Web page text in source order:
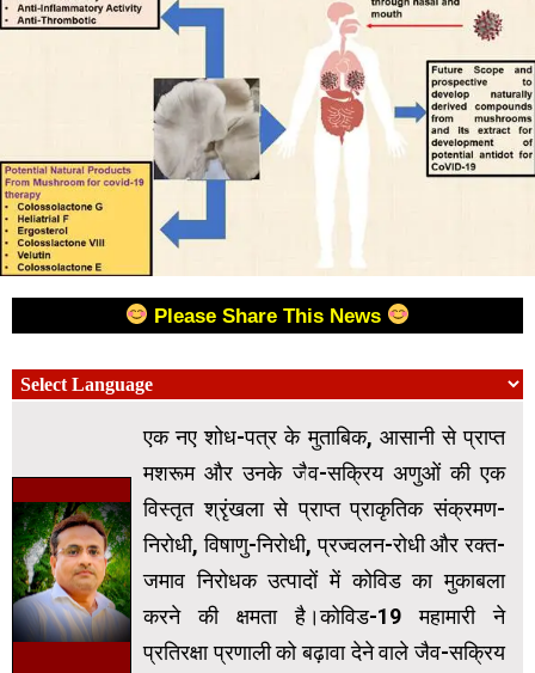
Please Share This News
एक नए शोध-पत्र के मुताबिक, आसानी से प्राप्त
मशरूम और उनके जैव-सक्रिय अणुओं की एक
विस्तृत श्रृंखला से प्राप्त प्राकृतिक संक्रमण-
निरोधी, विषाणु-निरोधी, प्रज्‍वलन-रोधी और रक्‍त-
जमाव निरोधक उत्पादों में कोविड का मुकाबला
करने की क्षमता है।कोविड-19 महामारी ने
प्रतिरक्षा प्रणाली को बढ़ावा देने वाले जैव-सक्रिय